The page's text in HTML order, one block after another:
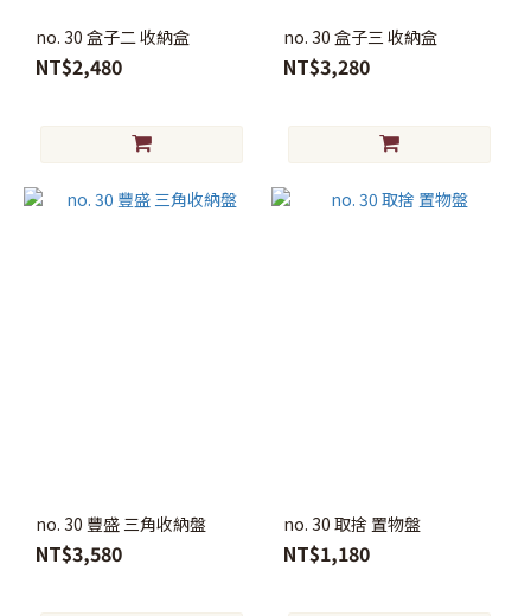
no. 30 盒子二 收納盒
NT$2,480
no. 30 盒子三 收納盒
NT$3,280
no. 30 豐盛 三角收納盤
NT$3,580
no. 30 取捨 置物盤
NT$1,180